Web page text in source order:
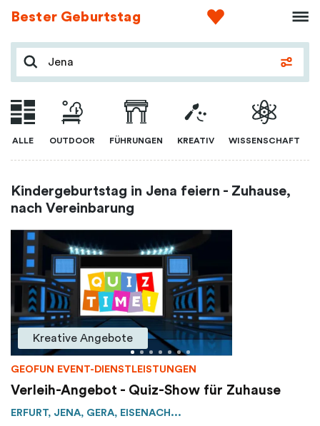
Bester Geburtstag
ALLE OUTDOOR FÜHRUNGEN KREATIV WISSENSCHAFT
Kindergeburtstag in Jena feiern - Zuhause,
nach Vereinbarung
Kreative Angebote
GEOFUN EVENT-DIENSTLEISTUNGEN
Verleih-Angebot - Quiz-Show für Zuhause
ERFURT, JENA, GERA, EISENACH...